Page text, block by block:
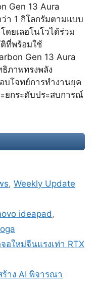
Gen 13 Aura
า 1 กิโลกรัมตามแบบ
ยเลอโนโวได้ร่วม
ที่พร้อมใช้
Gen 13 Aura
ภาพทรงพลัง
บโจทย์การทำงานยุค
ยกระดับประสบการณ์
,Weekly Update
ideapad ,
อใหม่จีนแรงเท่า RTX
ร้าง AI พิจารณา